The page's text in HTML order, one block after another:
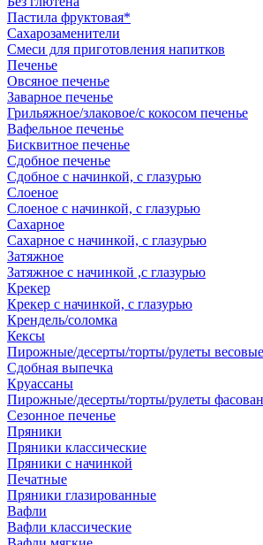
Пастила фруктовая*
Сахарозаменители
Смеси для приготовления напитков
Печенье
Овсяное печенье
Заварное печенье
Грильяжное/злаковое/с кокосом печенье
Вафельное печенье
Бисквитное печенье
Сдобное печенье
Сдобное с начинкой, с глазурью
Слоеное
Слоеное с начинкой, с глазурью
Сахарное
Сахарное с начинкой, с глазурью
Затяжное
Затяжное с начинкой ,с глазурью
Крекер
Крекер с начинкой, с глазурью
Крендель/соломка
Кексы
Пирожные/десерты/торты/рулеты весовые
Сдобная выпечка
Круассаны
Пирожные/десерты/торты/рулеты
Сезонное печенье
Пряники
Пряники классические
Пряники с начинкой
Печатные
Пряники глазированные
Вафли
Вафли классические